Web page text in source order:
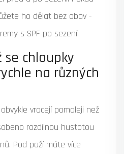
ho dělat bez obav -
s SPF po sezení.
se chloupky
na různých
vracejí pomaleji než
rozdílnou hustotou
Pod paží máte více